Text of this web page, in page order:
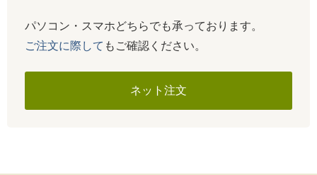
パソコン・スマホどちらでも承っております。
ご注文に際して もご確認ください。
ネット注文